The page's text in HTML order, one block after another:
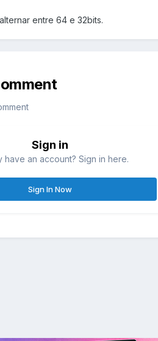
entre 64 e 32bits.
Sign in
have an account? Sign in here.
Sign In Now